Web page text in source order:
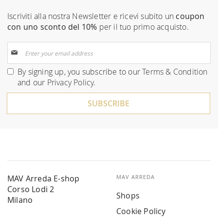
Iscriviti alla nostra Newsletter e ricevi subito un coupon
con uno sconto del 10% per il tuo primo acquisto.
Up
for
Our
By signing up, you subscribe to ourTerms & Condition
and our Privacy Policy.
SUBSCRIBE
MAV Arreda E-shop
Corso Lodi 2
Milano
MAV ARREDA
Shops
Cookie Policy